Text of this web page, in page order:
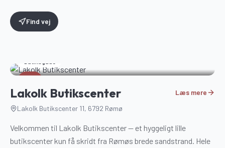
Find vej
Lakolk Butikscenter
Læs mere
Lakolk Butikscenter 11, 6792 Rømø
Velkommen til Lakolk Butikscenter — et hyggeligt lille
butikscenter kun få skridt fra Rømøs brede sandstrand. Hele